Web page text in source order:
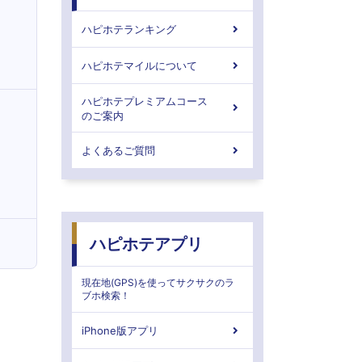
ハピホテランキング
ハピホテマイルについて
ハピホテプレミアムコース
のご案内
よくあるご質問
ハピホテアプリ
現在地(GPS)を使ってサクサクのラ
ブホ検索！
iPhone版アプリ